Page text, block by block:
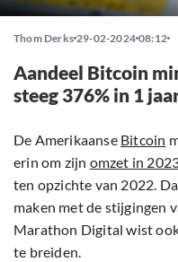
Thom Derks 29-02-2024 08:12
Aandeel Bitcoin
steeg 376% in 1
De Amerikaanse Bitcoin
erin om zijn omzet in
ten opzichte van 2022.
maken met de stijgingen
Marathon Digital wist
te breiden.